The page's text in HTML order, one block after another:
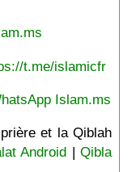
t.me/islamicfr
Islam.ms
et la Qiblah
Android |Qibla